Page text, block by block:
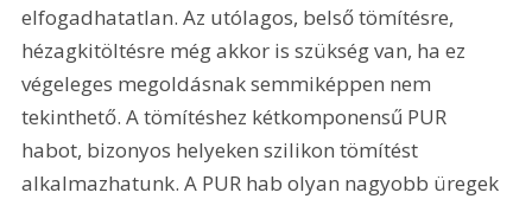
elfogadhatatlan. Az utólagos, belső tömítésre,
hézagkitöltésre még akkor is szükség van, ha ez
végeleges megoldásnak semmiképpen nem
tekinthető. A tömítéshez kétkomponensű PUR
habot, bizonyos helyeken szilikon tömítést
alkalmazhatunk. A PUR hab olyan nagyobb üregek